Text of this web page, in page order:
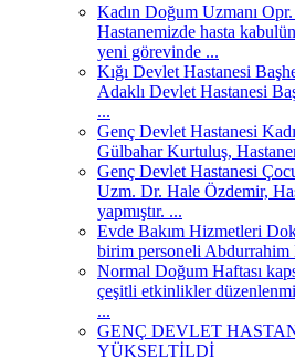
Kadın Doğum Uzmanı
Hastanemizde hasta
yeni görevinde ...
Kığı Devlet Hastanesi
Adaklı Devlet Hastanesi
...
Genç Devlet Hastanesi
Gülbahar Kurtuluş,
Genç Devlet Hastanesi
Uzm. Dr. Hale Özdemir,
yapmıştır. ...
Evde Bakım Hizmetleri
birim personeli Abdurrahim
Normal Doğum Haftası
çeşitli etkinlikler
...
GENÇ DEVLET
YÜKSELTİLDİ